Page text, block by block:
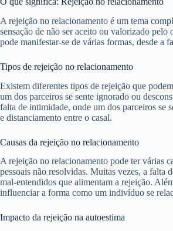
A rejeição no relacionamento é um tema
sensação de não ser aceito ou valorizado
pode manifestar-se de várias formas, desde a
Tipos de rejeição no relacionamento
Existem diferentes tipos de rejeição que
um dos parceiros se sente ignorado ou
falta de intimidade, onde um dos parceiros se
e distanciamento entre o casal.
Causas da rejeição no relacionamento
A rejeição no relacionamento pode ter várias
pessoais não resolvidas. Muitas vezes, a falta
mal-entendidos que alimentam a rejeição.
influenciar a forma como um indivíduo se
Impacto da rejeição na autoestima